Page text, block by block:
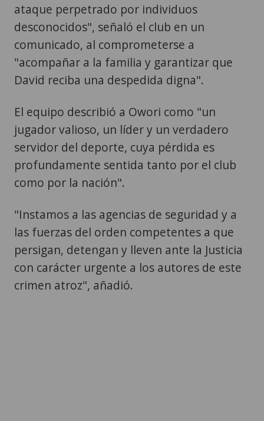
ataque perpetrado por individuos
desconocidos", señaló el club en un
comunicado, al comprometerse a
"acompañar a la familia y garantizar que
David reciba una despedida digna".
El equipo describió a Owori como "un
jugador valioso, un líder y un verdadero
servidor del deporte, cuya pérdida es
profundamente sentida tanto por el club
como por la nación".
"Instamos a las agencias de seguridad y a
las fuerzas del orden competentes a que
persigan, detengan y lleven ante la Justicia
con carácter urgente a los autores de este
crimen atroz", añadió.